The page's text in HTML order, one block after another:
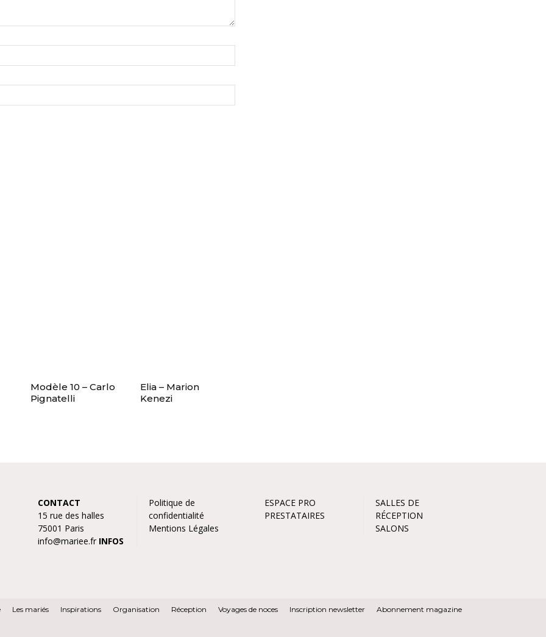
Modèle 10 – Carlo
Pignatelli
Elia – Marion
Kenezi
CONTACT
15 rue des halles
75001 Paris
info@mariee.fr INFOS
Politique de
confidentialité
Mentions Légales
ESPACE PRO
PRESTATAIRES
SALLES DE
RÉCEPTION
SALONS
Les mariés Inspirations Organisation Réception Voyages de noces Inscription newsletter Abonnement magazine